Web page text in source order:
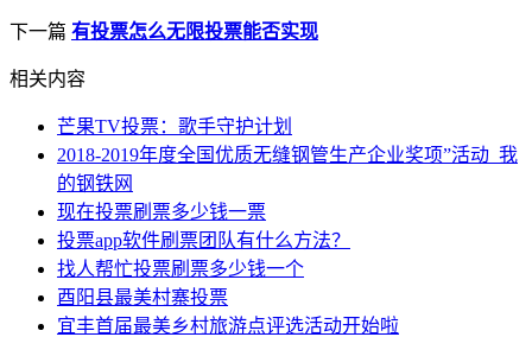
下一篇 有投票怎么无限投票能否实现
相关内容
芒果TV投票：歌手守护计划
2018-2019年度全国优质无缝钢管生产企业奖项”活动_我
的钢铁网
现在投票刷票多少钱一票
投票app软件刷票团队有什么方法？
找人帮忙投票刷票多少钱一个
酉阳县最美村寨投票
宜丰首届最美乡村旅游点评选活动开始啦